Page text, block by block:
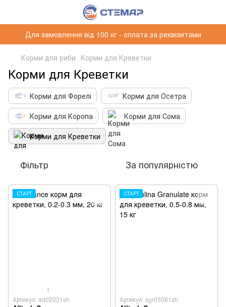
Для замовлення від 100 кг - оплата за реквізитами
Корми для риби Корми для Креветки
Корми для Креветки
Корми для Форелі
Корми для Осетра
Корми для Коропа
Корми для Сома
Корми для Креветки
Фільтр За популярністю
СТАРТ
1
Артикул: ad02031sh
СТАРТ
Артикул: sgr05081sh